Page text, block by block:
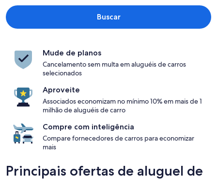
Buscar
Mude de planos
Cancelamento sem multa em aluguéis de carros
selecionados
Aproveite
Associados economizam no mínimo 10% em mais de 1
milhão de aluguéis de carro
Compre com inteligência
Compare fornecedores de carros para economizar
mais
Principais ofertas de aluguel de